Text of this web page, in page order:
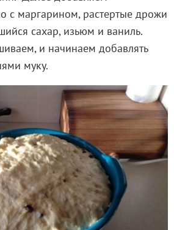
с маргарином, растертые дрожи
сахар, изьюм и ваниль.
и начинаем добавлять
муку.